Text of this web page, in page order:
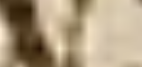
где эстетика,
жизнь
с внимательного